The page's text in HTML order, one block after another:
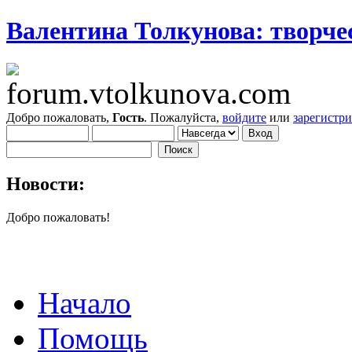
Валентина Толкунова:
Добро пожаловать, Гость. Пожалуйста, войдите или
Новости:
Добро пожаловать!
Начало
Помощь